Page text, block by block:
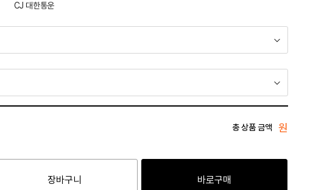
CJ 대한통운
총 상품 금액 원
장바구니 바로구매